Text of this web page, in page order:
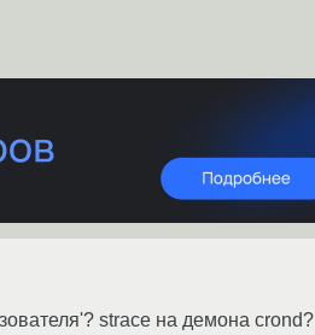
strace на демона crond?